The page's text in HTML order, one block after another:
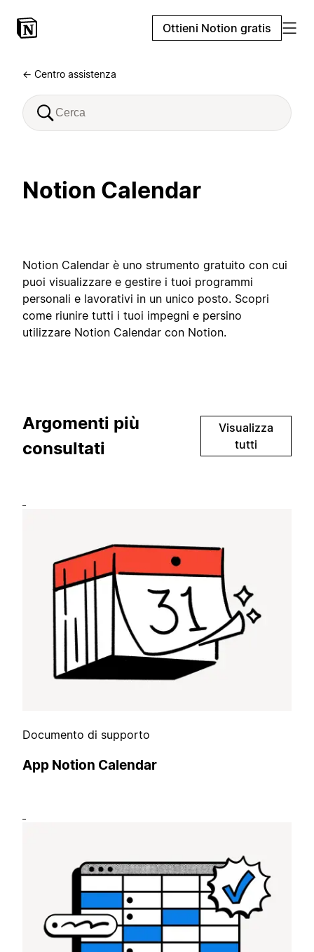
Ottieni Notion gratis
← Centro assistenza
Notion Calendar
Notion Calendar è uno strumento gratuito con cui
puoi visualizzare e gestire i tuoi programmi
personali e lavorativi in un unico posto. Scopri
come riunire tutti i tuoi impegni e persino
utilizzare Notion Calendar con Notion.
Argomenti più
consultati
Visualizza
tutti
Documento di supporto
App Notion Calendar